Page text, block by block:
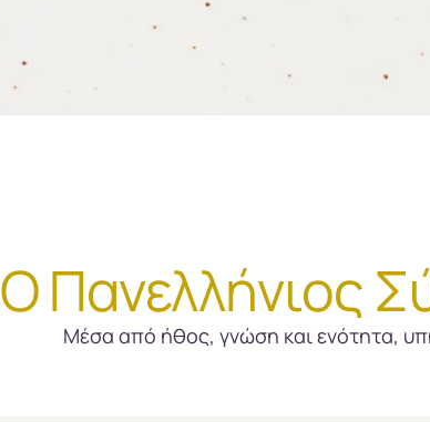
Ο Πανελλήνιος
Μέσα από ήθος, γνώση και ενότητα,